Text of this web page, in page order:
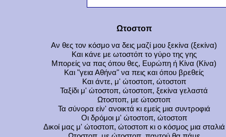
Ωτοστοπ
Αν θες τον κόσμο να δεις μαζί μου ξεκίνα (ξεκίνα)
Και κάνε με ωτοστόπ το γύρο της γης
Μπορείς να πας όπου θες, Ευρώπη ή Κίνα (Κίνα)
Και "γεια Αθήνα" να πεις και όπου βρεθείς
Και άντε, μ' ώτοστοπ, ώτοστοπ
Ταξίδι μ' ώτοστοπ, ώτοστοπ, ξεκίνα γελαστά
Ωτοστοπ, με ώτοστοπ
Τα σύνορα είν' ανοικτά κι εμείς μια συντροφιά
Οι δρόμοι μ' ώτοστοπ, ώτοστοπ
Δικοί μας μ' ώτοστοπ, ώτοστοπ κι ο κόσμος μια σταλιά